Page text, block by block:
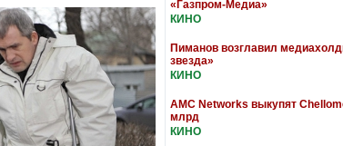
«Газпром-Медиа»
КИНО
Пиманов возглавил
звезда»
КИНО
AMC Networks выкупят
млрд
КИНО